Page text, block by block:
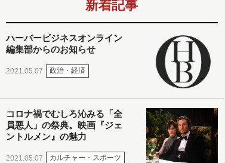
新着記事
ハーバービジネスオンライン
編集部からのお知らせ
2021.05.07 政治・経済
コロナ禍でむしろ沁みる「全
員悪人」の祭典。映画『ジェ
ントルメン』の魅力
2021.05.07 カルチャー・スポーツ